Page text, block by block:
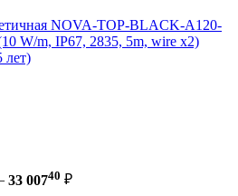
NOVA-TOP-BLACK-A120-
W/m, IP67, 2835, 5m, wire x2)
лет)
33 00740 ₽